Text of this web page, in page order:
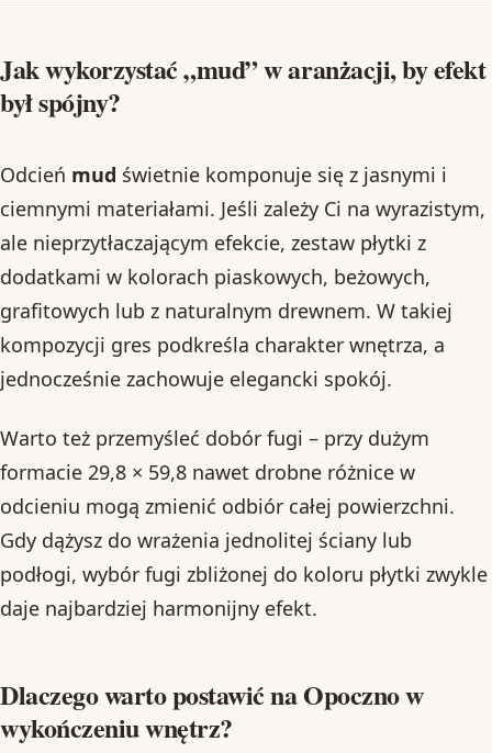
Jak wykorzystać „mud” w aranżacji, by efekt
był spójny?
Odcień mud świetnie komponuje się z jasnymi i
ciemnymi materiałami. Jeśli zależy Ci na wyrazistym,
ale nieprzytłaczającym efekcie, zestaw płytki z
dodatkami w kolorach piaskowych, beżowych,
grafitowych lub z naturalnym drewnem. W takiej
kompozycji gres podkreśla charakter wnętrza, a
jednocześnie zachowuje elegancki spokój.
Warto też przemyśleć dobór fugi – przy dużym
formacie 29,8 × 59,8 nawet drobne różnice w
odcieniu mogą zmienić odbiór całej powierzchni.
Gdy dążysz do wrażenia jednolitej ściany lub
podłogi, wybór fugi zbliżonej do koloru płytki zwykle
daje najbardziej harmonijny efekt.
Dlaczego warto postawić na Opoczno w
wykończeniu wnętrz?